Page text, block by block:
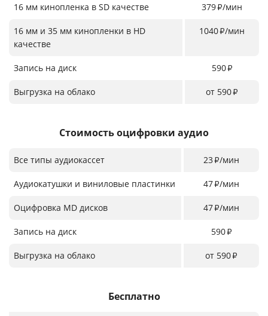
16 мм кинопленка в SD качестве 379₽/мин
16 мм и 35 мм кинопленки в HD
качестве
1040₽/мин
Запись на диск 590₽
Выгрузка на облако от 590₽
Стоимость оцифровки аудио
Все типы аудиокассет 23₽/мин
Аудиокатушки и виниловые пластинки 47₽/мин
Оцифровка MD дисков 47₽/мин
Запись на диск 590₽
Выгрузка на облако от 590₽
Бесплатно